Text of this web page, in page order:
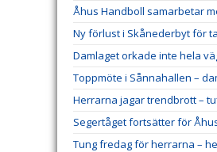
Åhus Handboll samarbetar
Ny förlust i Skånederbyt för
Damlaget orkade inte hela
Toppmöte i Sånnahallen –
Herrarna jagar trendbrott –
Segertåget fortsätter för
Tung fredag för herrarna –